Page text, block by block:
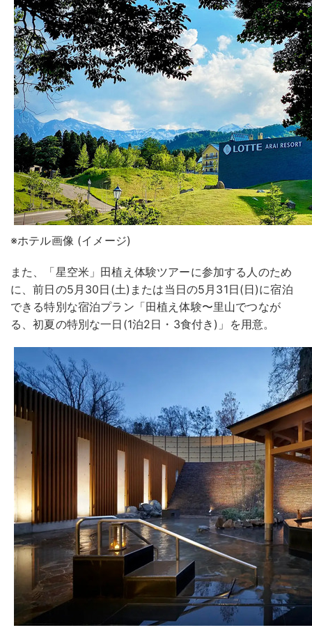
※ホテル画像 (イメージ)
また、「星空米」田植え体験ツアーに参加する人のため
に、前日の5月30日(土)または当日の5月31日(日)に宿泊
できる特別な宿泊プラン「田植え体験〜里山でつなが
る、初夏の特別な一日(1泊2日・3食付き)」を用意。